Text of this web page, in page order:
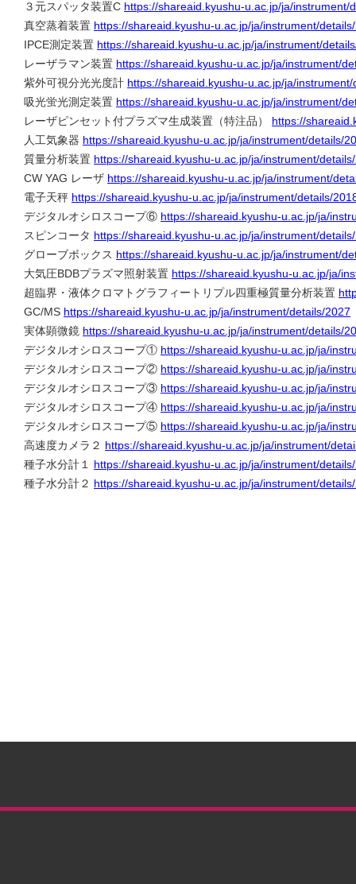
３元スパッタ装置C https://shareaid.kyushu-u.ac.jp/ja/instrument/
真空蒸着装置 https://shareaid.kyushu-u.ac.jp/ja/instrument/
IPCE測定装置 https://shareaid.kyushu-u.ac.jp/ja/instrument/
レーザラマン装置 https://shareaid.kyushu-u.ac.jp/ja/instrument/
紫外可視分光光度計 https://shareaid.kyushu-u.ac.jp/ja/instrument/
吸光蛍光測定装置 https://shareaid.kyushu-u.ac.jp/ja/instrument/
レーザピンセット付プラズマ生成装置（特注品）
https://
人工気象器 https://shareaid.kyushu-u.ac.jp/ja/instrument/details/
質量分析装置 https://shareaid.kyushu-u.ac.jp/ja/instrument/
CW YAG レーザ https://shareaid.kyushu-u.ac.jp/ja/instrument/
電子天秤 https://shareaid.kyushu-u.ac.jp/ja/instrument/details/
デジタルオシロスコープ⑥ https://shareaid.kyushu-u.ac.jp/ja/
スピンコータ https://shareaid.kyushu-u.ac.jp/ja/instrument/
グローブボックス https://shareaid.kyushu-u.ac.jp/ja/instrument/
大気圧BDBプラズマ照射装置 https://shareaid.kyushu-u.ac.jp/ja/
超臨界・液体クロマトグラフィートリプル四重極質量分析装置
GC/MS https://shareaid.kyushu-u.ac.jp/ja/instrument/details/2027
実体顕微鏡 https://shareaid.kyushu-u.ac.jp/ja/instrument/details/
デジタルオシロスコープ① https://shareaid.kyushu-u.ac.jp/ja/
デジタルオシロスコープ② https://shareaid.kyushu-u.ac.jp/ja/
デジタルオシロスコープ③ https://shareaid.kyushu-u.ac.jp/ja/
デジタルオシロスコープ④ https://shareaid.kyushu-u.ac.jp/ja/
デジタルオシロスコープ⑤ https://shareaid.kyushu-u.ac.jp/ja/
高速度カメラ２ https://shareaid.kyushu-u.ac.jp/ja/instrument/
種子水分計１ https://shareaid.kyushu-u.ac.jp/ja/instrument/
種子水分計２ https://shareaid.kyushu-u.ac.jp/ja/instrument/